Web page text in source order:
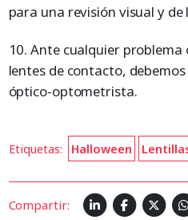
para una revisión visual y
10. Ante cualquier problema
lentes de contacto,
óptico-optometrista.
Etiquetas: Halloween
Compartir: